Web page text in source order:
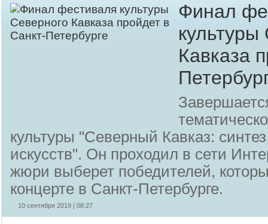
Финал
культуры
Кавказа
культуры "Северный Кавказ:
искусств". Он проходил в сети
жюри выберет победителей,
концерте в Санкт-Петербурге.
10 сентября 2019 | 08:27